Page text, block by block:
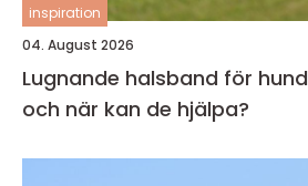
inspiration
04. August 2026
Lugnande halsband för hund hur fungerar de
och när kan de hjälpa?